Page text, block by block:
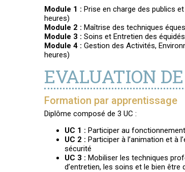
Module 1 : Prise en charge des publics
heures)
Module 2 : Maîtrise des techniques
Module 3 : Soins et Entretien des
Module 4 : Gestion des Activités,
heures)
EVALUATION
Formation par apprentissage
Diplôme composé de 3 UC :
UC 1 : Participer au
UC 2 : Participer à l’animation et à
sécurité
UC 3 : Mobiliser les techniques
d’entretien, les soins et le bien